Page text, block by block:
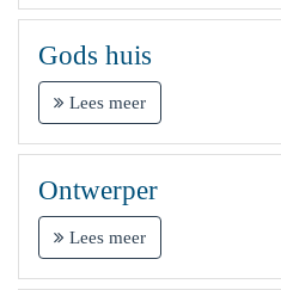
Gods huis
Lees meer
Ontwerper
Lees meer